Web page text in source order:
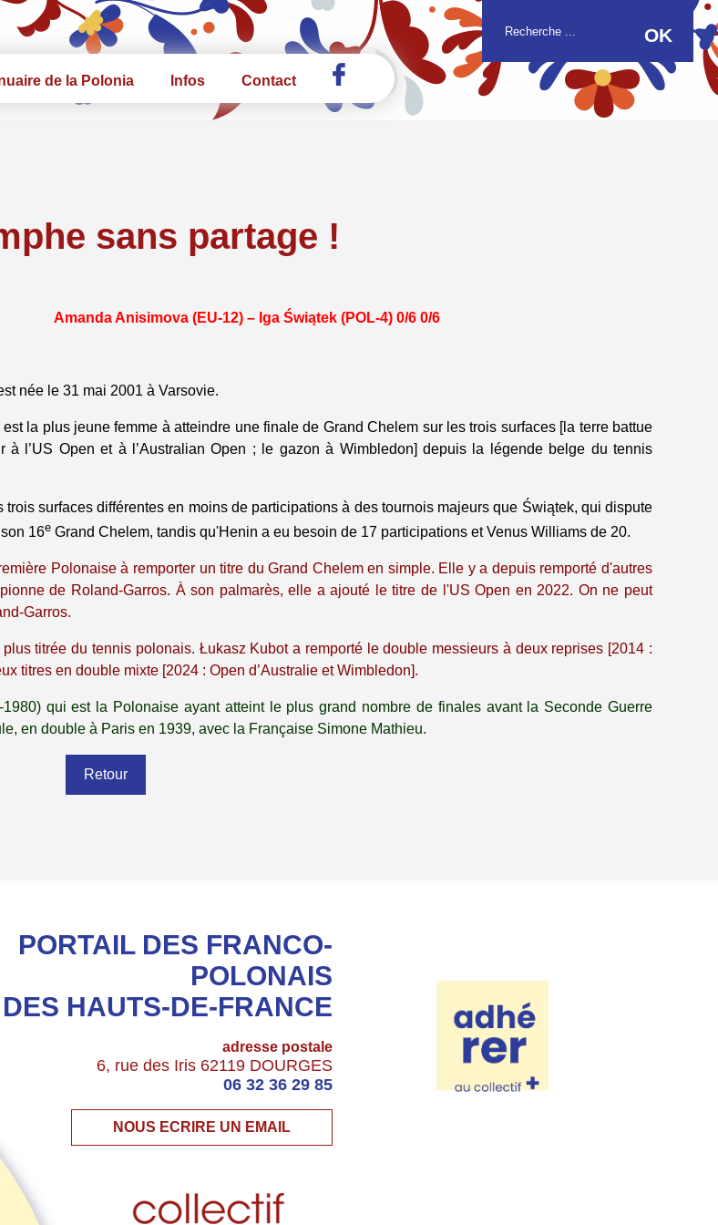
de la Polonia Infos Contact
sans partage !
Amanda Anisimova (EU-12) – Iga Świątek (POL-4) 0/6 0/6
née le 31 mai 2001 à Varsovie.
la plus jeune femme à atteindre une finale de Grand Chelem sur les trois surfaces [la terre battue
à l’US Open et à l’Australian Open ; le gazon à Wimbledon] depuis la légende belge du tennis
surfaces différentes en moins de participations à des tournois majeurs que Świątek, qui dispute
16e Grand Chelem, tandis qu'Henin a eu besoin de 17 participations et Venus Williams de 20.
Polonaise à remporter un titre du Grand Chelem en simple. Elle y a depuis remporté d'autres
de Roland-Garros. À son palmarès, elle a ajouté le titre de l'US Open en 2022. On ne peut
Garros.
titrée du tennis polonais. Łukasz Kubot a remporté le double messieurs à deux reprises [2014 :
titres en double mixte [2024 : Open d’Australie et Wimbledon].
qui est la Polonaise ayant atteint le plus grand nombre de finales avant la Seconde Guerre
en double à Paris en 1939, avec la Française Simone Mathieu.
Retour
PORTAIL DES FRANCO-
POLONAIS
DES HAUTS-DE-FRANCE
adresse postale
6, rue des Iris 62119 DOURGES
06 32 36 29 85
NOUS ECRIRE UN EMAIL